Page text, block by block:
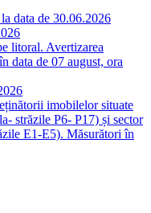
data de 30.06.2026
litoral. Avertizarea
data de 07 august, ora
imobilelor situate
străzile P6- P17) și sector
E1-E5). Măsurători în